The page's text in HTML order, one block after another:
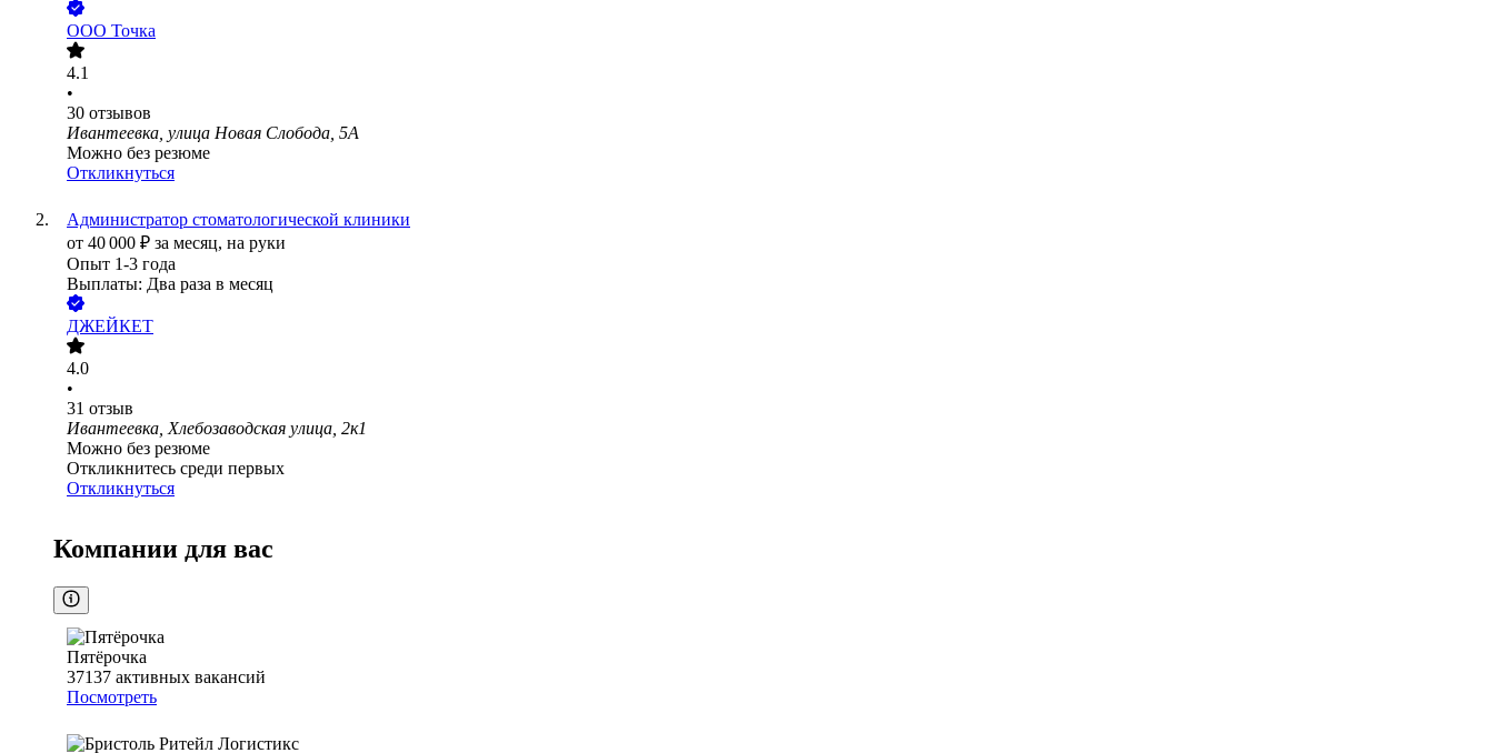
ООО Точка
4.1
•
30 отзывов
Ивантеевка, улица Новая Слобода, 5А
Можно без резюме
Откликнуться
Администратор стоматологической клиники
от 40 000 ₽ за месяц, на руки
Опыт 1-3 года
Выплаты: Два раза в месяц
ДЖЕЙКЕТ
4.0
•
31 отзыв
Ивантеевка, Хлебозаводская улица, 2к1
Можно без резюме
Откликнитесь среди первых
Откликнуться
Компании для вас
Пятёрочка
37137 активных вакансий
Посмотреть